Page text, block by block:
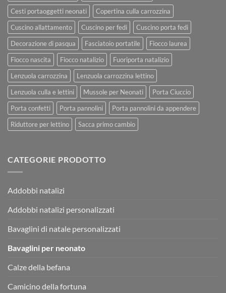
Cesti portaoggetti neonati
Copertina culla carrozzina
Cuscino allattamento
Cuscino per fedi
Cuscino porta fedi
Decorazione di pasqua
Fasciatoio portatile
Fiocco laurea
Fiocco nascita
Fiocco natalizio
Fuoriporta natalizio
Lenzuola carrozzina
Lenzuola carrozzina lettino
Lenzuola culla e lettini
Mussole per Neonati
Porta Ciuccio
Porta confetti
Porta pannolini
Porta pannolini da appendere
Riduttore per lettino
Sacca primo cambio
CATEGORIE PRODOTTO
Addobbi natalizi
Addobbi natalizi personalizzati
Bavaglini di natale personalizzati
Bavaglini per neonato
Calze della befana
Camicino della fortuna